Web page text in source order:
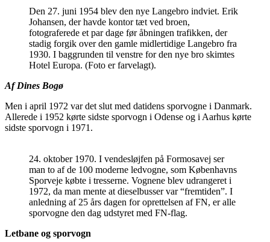
Den 27. juni 1954 blev den nye Langebro indviet. Erik
Johansen, der havde kontor tæt ved broen,
fotograferede et par dage før åbningen trafikken, der
stadig forgik over den gamle midlertidige Langebro fra
1930. I baggrunden til venstre for den nye bro skimtes
Hotel Europa. (Foto er farvelagt).
Af Dines Bogø
Men i april 1972 var det slut med datidens sporvogne i Danmark.
Allerede i 1952 kørte sidste sporvogn i Odense og i Aarhus kørte
sidste sporvogn i 1971.
24. oktober 1970. I vendesløjfen på Formosavej ser
man to af de 100 moderne ledvogne, som Københavns
Sporveje købte i tresserne. Vognene blev udrangeret i
1972, da man mente at dieselbusser var “fremtiden”. I
anledning af 25 års dagen for oprettelsen af FN, er alle
sporvogne den dag udstyret med FN-flag.
Letbane og sporvogn